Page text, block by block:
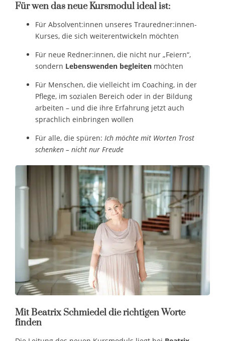
Für wen das neue Kursmodul ideal ist:
Für Absolvent:innen unseres Trauredner:innen-
Kurses, die sich weiterentwickeln möchten
Für neue Redner:innen, die nicht nur „Feiern“,
sondern Lebenswenden begleiten möchten
Für Menschen, die vielleicht im Coaching, in der
Pflege, im sozialen Bereich oder in der Bildung
arbeiten – und die ihre Erfahrung jetzt auch
sprachlich einbringen wollen
Für alle, die spüren: Ich möchte mit Worten Trost
schenken – nicht nur Freude
Mit Beatrix Schmiedel die richtigen Worte
finden